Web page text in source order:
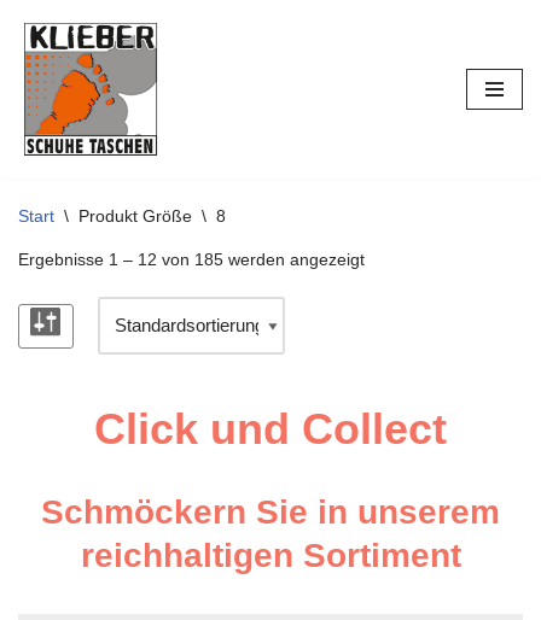
Zum
Inhalt
springen
Start \ Produkt Größe \ 8
Ergebnisse 1 – 12 von 185 werden angezeigt
Click und Collect
Schmöckern Sie in unserem
reichhaltigen Sortiment